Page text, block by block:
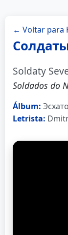
← Voltar para
Soldaty
Soldados do
Álbum: Эсхато
Letrista: